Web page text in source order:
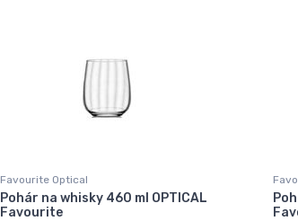
Favourite Optical
Pohár na whisky 460 ml OPTICAL
Favourite